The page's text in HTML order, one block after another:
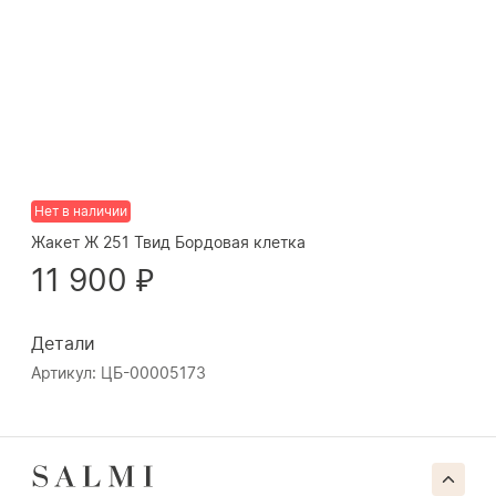
Нет в наличии
Жакет Ж 251 Твид Бордовая клетка
11 900 ₽
Детали
Артикул: ЦБ-00005173